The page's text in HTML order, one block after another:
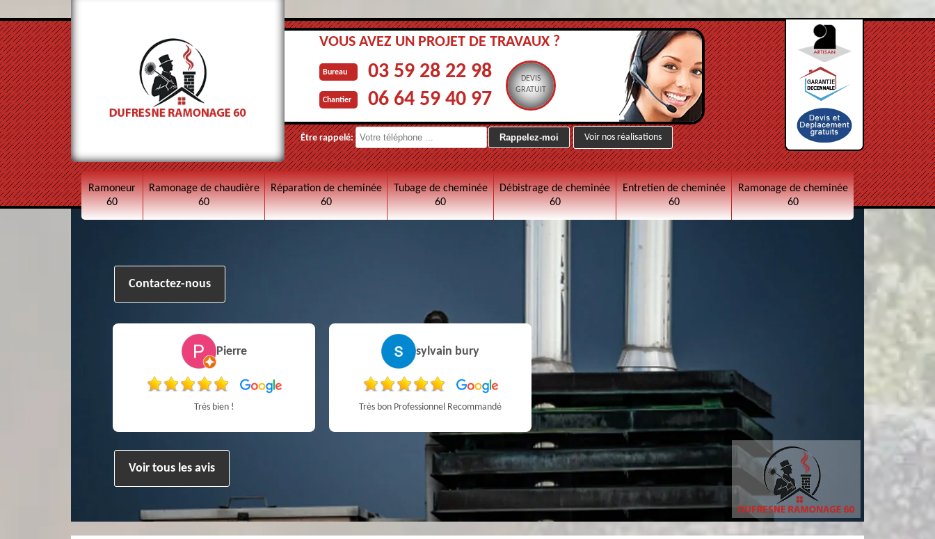
VOUS AVEZ UN PROJET DE TRAVAUX ?
Bureau 03 59 28 22 98
Chantier 06 64 59 40 97
DEVIS
GRATUIT
Être rappelé: Voir nos réalisations
Ramoneur
60
Ramonage de chaudière
60
Réparation de cheminée
60
Tubage de cheminée
60
Débistrage de cheminée
60
Entretien de cheminée
60
Ramonage de cheminée
60
Contactez-nous
Pierre
Très bien !
sylvain bury
Très bon Professionnel Recommandé
Patricia MARCHANDIN
personne sympathique efficace expliquant la démarche de son travail pour un résultat de qualité . A recommander
Simon Bataille-
Voir tous les avis